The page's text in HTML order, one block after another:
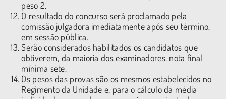
peso 2.
O resultado do concurso será proclamado pela
comissão julgadora imediatamente após seu término,
em sessão pública.
Serão considerados habilitados os candidatos que
obtiverem, da maioria dos examinadores, nota final
mínima sete.
Os pesos das provas são os mesmos estabelecidos no
Regimento da Unidade e, para o cálculo da média